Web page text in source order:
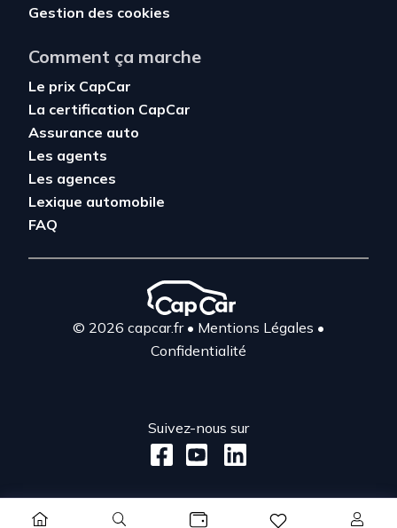
Gestion des cookies
Comment ça marche
Le prix CapCar
La certification CapCar
Assurance auto
Les agents
Les agences
Lexique automobile
FAQ
© 2026 capcar.fr• Mentions Légales •
Confidentialité
Suivez-nous sur